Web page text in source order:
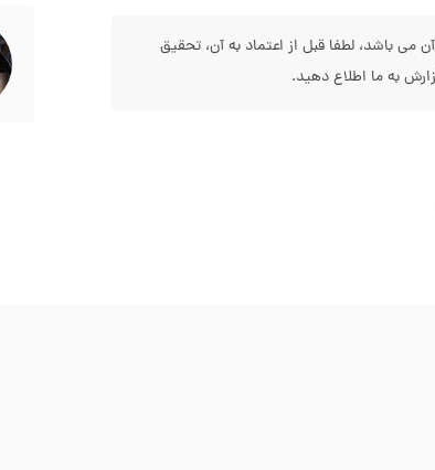
باشد، لطفا قبل از اعتماد به آن، تحقیق
به ما اطلاع دهید.